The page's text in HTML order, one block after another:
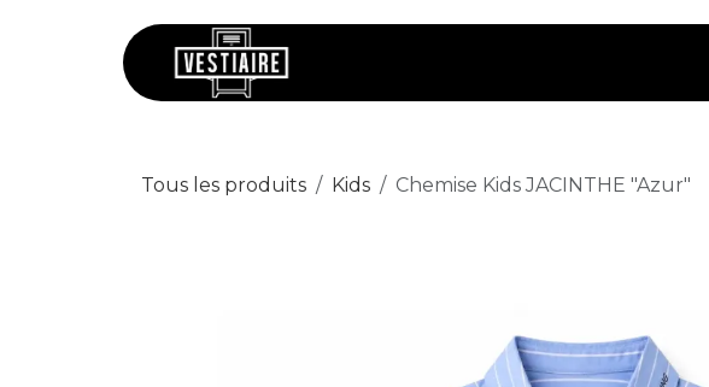
Tous les produits Kids Chemise Kids JACINTHE "Azur"